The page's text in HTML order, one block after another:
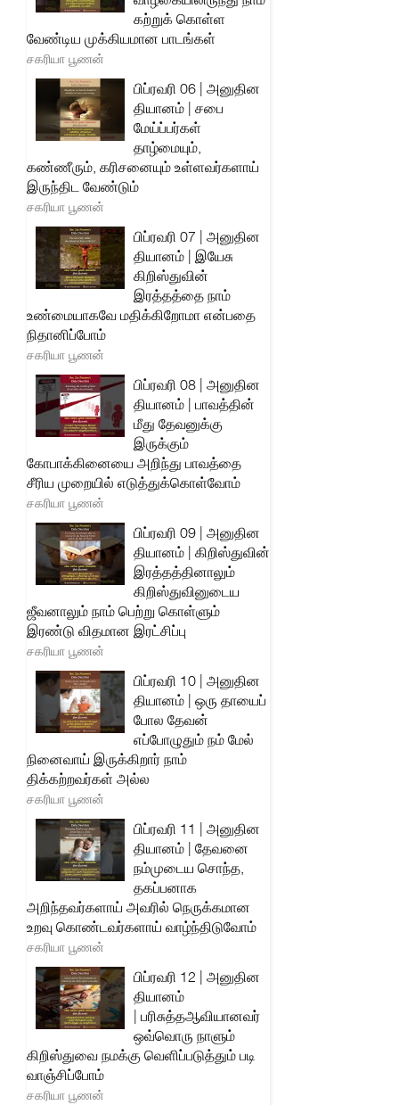
கற்றுக் கொள்ள
வேண்டிய முக்கியமான பாடங்கள்
சகரியா பூணன்
பிப்ரவரி 06 | அனுதின
தியானம் | சபை
மேய்ப்பர்கள்
தாழ்மையும்,
கண்ணீரும், கரிசனையும் உள்ளவர்களாய்
இருந்திட வேண்டும்
சகரியா பூணன்
பிப்ரவரி 07 | அனுதின
தியானம் | இயேசு
கிறிஸ்துவின்
இரத்தத்தை நாம்
உண்மையாகவே மதிக்கிறோமா என்பதை
நிதானிப்போம்
சகரியா பூணன்
பிப்ரவரி 08 | அனுதின
தியானம் | பாவத்தின்
மீது தேவனுக்கு
இருக்கும்
கோபாக்கினையை அறிந்து பாவத்தை
சீரிய முறையில் எடுத்துக்கொள்வோம்
சகரியா பூணன்
பிப்ரவரி 09 | அனுதின
தியானம் | கிறிஸ்துவின்
இரத்தத்தினாலும்
கிறிஸ்துவினுடைய
ஜீவனாலும் நாம் பெற்று கொள்ளும்
இரண்டு விதமான இரட்சிப்பு
சகரியா பூணன்
பிப்ரவரி 10 | அனுதின
தியானம் | ஒரு தாயைப்
போல தேவன்
எப்போழுதும் நம் மேல்
நினைவாய் இருக்கிறார் நாம்
திக்கற்றவர்கள் அல்ல
சகரியா பூணன்
பிப்ரவரி 11 | அனுதின
தியானம் | தேவனை
நம்முடைய சொந்த,
தகப்பனாக
அறிந்தவர்களாய் அவரில் நெருக்கமான
உறவு கொண்டவர்களாய் வாழ்ந்திடுவோம்
சகரியா பூணன்
பிப்ரவரி 12 | அனுதின
தியானம்
| பரிசுத்தஆவியானவர்
ஒவ்வொரு நாளும்
கிறிஸ்துவை நமக்கு வெளிப்படுத்தும் படி
வாஞ்சிப்போம்
சகரியா பூணன்